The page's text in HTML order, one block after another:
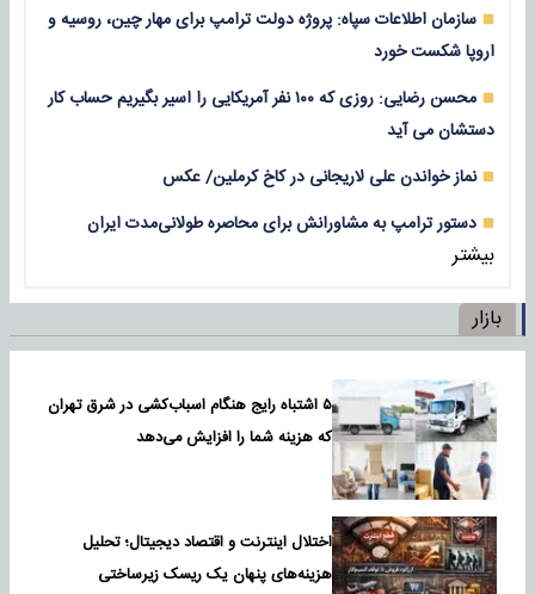
سازمان اطلاعات سپاه: پروژه دولت ترامپ برای مهار چین، روسیه و
اروپا شکست خورد
محسن رضایی: روزی که ۱۰۰ نفر آمریکایی را اسیر بگیریم حساب کار
دستشان می آید
نماز خواندن علی لاریجانی در کاخ کرملین/ عکس
دستور ترامپ به مشاورانش برای محاصره طولانی‌مدت ایران
بیشتر
بازار
۵ اشتباه رایج هنگام اسباب‌کشی در شرق تهران
که هزینه شما را افزایش می‌دهد
اختلال اینترنت و اقتصاد دیجیتال؛ تحلیل
هزینه‌های پنهان یک ریسک زیرساختی